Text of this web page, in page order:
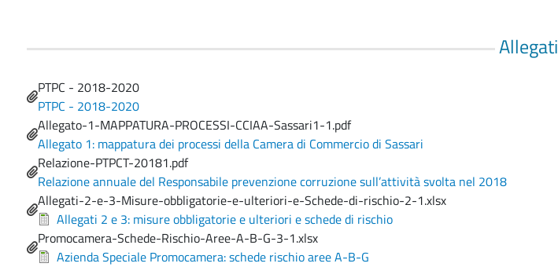
Allegati
Name
PTPC - 2018-2020
File
PTPC - 2018-2020
Name
Allegato-1-MAPPATURA-PROCESSI-CCIAA-Sassari1-1.pdf
File
Allegato 1: mappatura dei processi della Camera di Commercio di Sassari
Name
Relazione-PTPCT-20181.pdf
File
Relazione annuale del Responsabile prevenzione corruzione sull’attività svolta nel 2018
Name
Allegati-2-e-3-Misure-obbligatorie-e-ulteriori-e-Schede-di-rischio-2-1.xlsx
File Allegati 2 e 3: misure obbligatorie e ulteriori e schede di rischio
Name
Promocamera-Schede-Rischio-Aree-A-B-G-3-1.xlsx
File Azienda Speciale Promocamera: schede rischio aree A-B-G